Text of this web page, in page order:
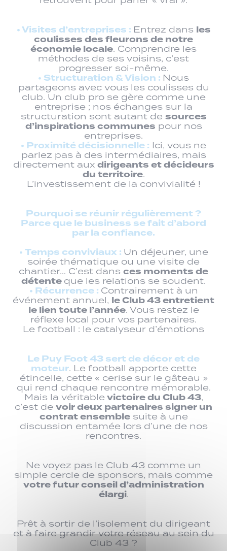
•⁠ ⁠Visites d’entreprises : Entrez dans les
coulisses des fleurons de notre
économie locale. Comprendre les
méthodes de ses voisins, c’est
progresser soi-même.
•⁠ ⁠Structuration & Vision : Nous
partageons avec vous les coulisses du
club. Un club pro se gère comme une
entreprise ; nos échanges sur la
structuration sont autant de sources
d’inspirations communes pour nos
entreprises.
•⁠ ⁠Proximité décisionnelle : Ici, vous ne
parlez pas à des intermédiaires, mais
directement aux dirigeants et décideurs
du territoire.
L’investissement de la convivialité !
Pourquoi se réunir régulièrement ?
Parce que le business se fait d’abord
par la confiance.
•⁠ ⁠Temps conviviaux : Un déjeuner, une
soirée thématique ou une visite de
chantier… C’est dans ces moments de
détente que les relations se soudent.
•⁠ ⁠Récurrence : Contrairement à un
événement annuel, le Club 43 entretient
le lien toute l’année. Vous restez le
réflexe local pour vos partenaires.
Le football : le catalyseur d’émotions
Le Puy Foot 43 sert de décor et de
moteur. Le football apporte cette
étincelle, cette « cerise sur le gâteau »
qui rend chaque rencontre mémorable.
Mais la véritablevictoire du Club 43,
c’est de voir deux partenaires signer un
contrat ensemblesuite à une
discussion entamée lors d’une de nos
rencontres.
Ne voyez pas le Club 43 comme un
simple cercle de sponsors, mais comme
votre futur conseil d’administration
élargi.
Prêt à sortir de l’isolement du dirigeant
et à faire grandir votre réseau au sein du
Club 43 ?